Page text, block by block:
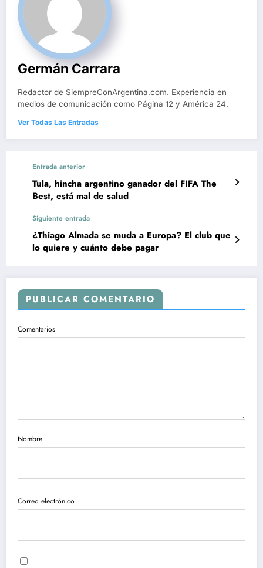
Germán Carrara
Redactor de SiempreConArgentina.com. Experiencia en
medios de comunicación como Página 12 y América 24.
Ver Todas Las Entradas
Entrada anterior
Tula, hincha argentino ganador del FIFA The
Best, está mal de salud
Siguiente entrada
¿Thiago Almada se muda a Europa? El club que
lo quiere y cuánto debe pagar
PUBLICAR COMENTARIO
Comentarios
Nombre
Correo electrónico